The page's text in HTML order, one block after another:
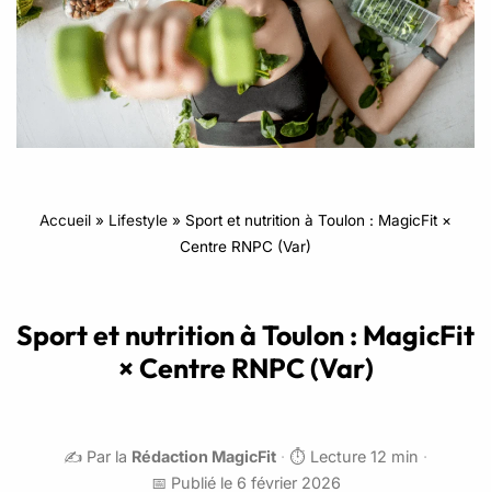
Accueil » Lifestyle » Sport et nutrition à Toulon : MagicFit ×
Centre RNPC (Var)
Sport et nutrition à Toulon : MagicFit
× Centre RNPC (Var)
✍️ Par la Rédaction MagicFit · ⏱️ Lecture 12 min ·
📅 Publié le 6 février 2026